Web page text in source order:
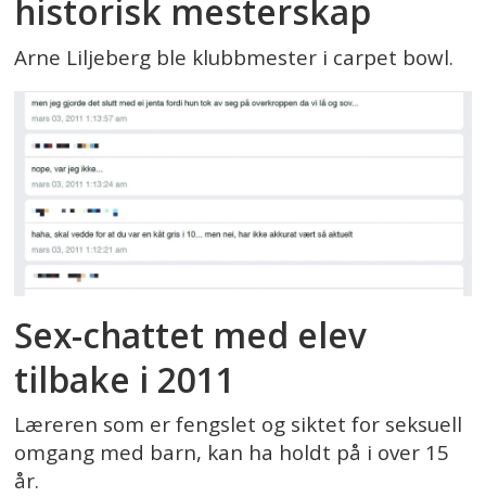
historisk mesterskap
Arne Liljeberg ble klubbmester i carpet bowl.
Sex-chattet med elev
tilbake i 2011
Læreren som er fengslet og siktet for seksuell
omgang med barn, kan ha holdt på i over 15
år.